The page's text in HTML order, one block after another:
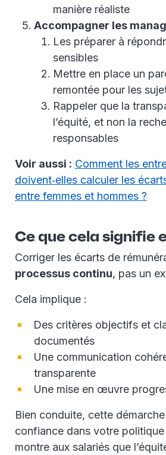
manière réaliste
Accompagner les
Les préparer à
sensibles
Mettre en place un
remontée pour les
Rappeler que la
l’équité, et non la
responsables
Voir aussi : Comment les
doivent‑elles calculer les
entre femmes et hommes ?
Ce que cela signifie
Corriger les écarts de
processus continu, pas un
Cela implique :
Des critères objectifs et
documentés
Une communication
transparente
Une mise en œuvre
Bien conduite, cette
confiance dans votre politique
montre aux salariés que